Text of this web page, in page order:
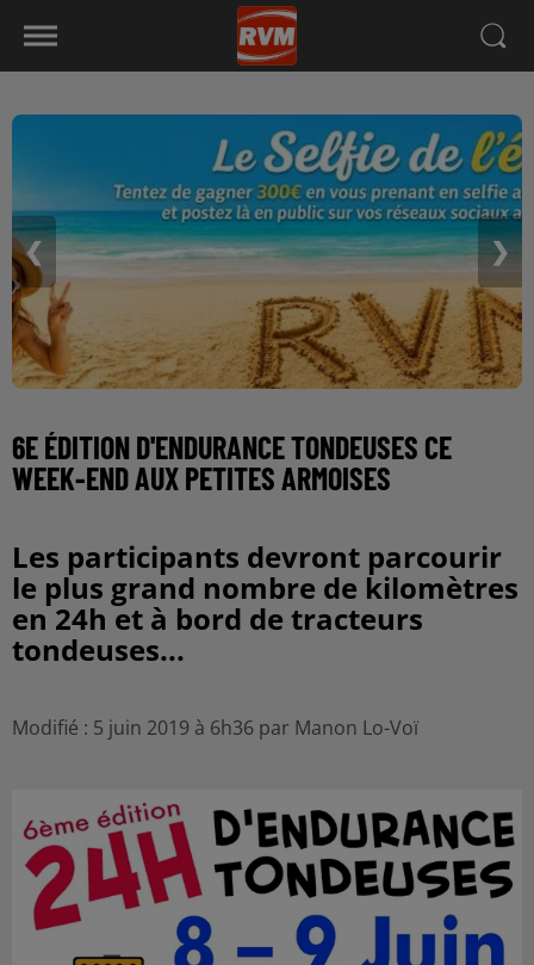
❮ ❯
6E ÉDITION D'ENDURANCE TONDEUSES CE
WEEK-END AUX PETITES ARMOISES
Les participants devront parcourir
le plus grand nombre de kilomètres
en 24h et à bord de tracteurs
tondeuses...
Modifié : 5 juin 2019 à 6h36 par Manon Lo-Voï